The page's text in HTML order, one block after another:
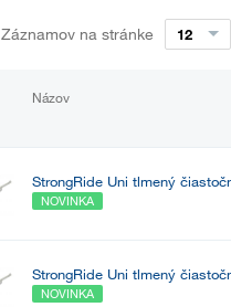
Záznamov na stránke 12
Názov
StrongRide Uni tlmený
NOVINKA
StrongRide Uni tlmený
NOVINKA